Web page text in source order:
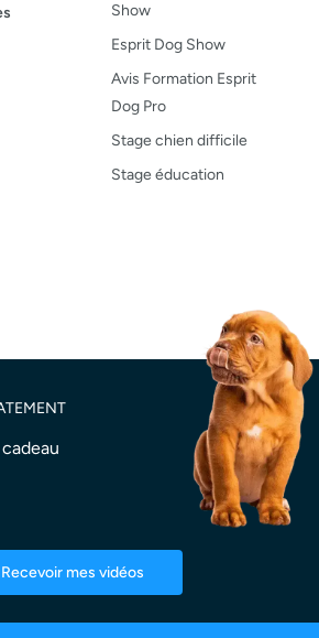
Show
Esprit Dog Show
Avis Formation Esprit
Dog Pro
Stage chien difficile
Stage éducation
Recevoir mes vidéos